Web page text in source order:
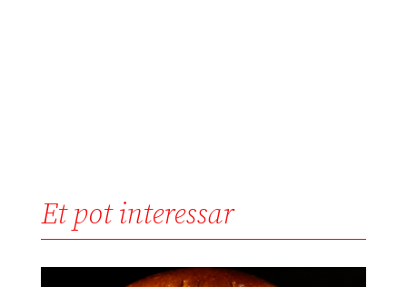
Et pot interessar